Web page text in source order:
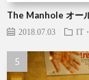
The Manhole オー
2018.07.03 IT